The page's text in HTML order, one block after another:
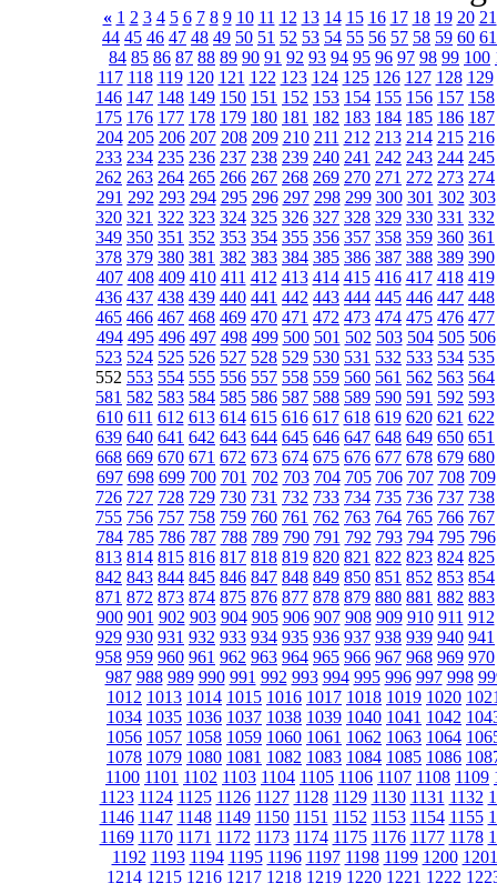
« 1 2 3 4 5 6 7 8 9 10 11 12 13 14 15 16 17 18 19 20 21
44 45 46 47 48 49 50 51 52 53 54 55 56 57 58 59 60 61
84 85 86 87 88 89 90 91 92 93 94 95 96 97 98 99 100
117 118 119 120 121 122 123 124 125 126 127 128 129
146 147 148 149 150 151 152 153 154 155 156 157 158
175 176 177 178 179 180 181 182 183 184 185 186 187
204 205 206 207 208 209 210 211 212 213 214 215 216
233 234 235 236 237 238 239 240 241 242 243 244 245
262 263 264 265 266 267 268 269 270 271 272 273 274
291 292 293 294 295 296 297 298 299 300 301 302 303
320 321 322 323 324 325 326 327 328 329 330 331 332
349 350 351 352 353 354 355 356 357 358 359 360 361
378 379 380 381 382 383 384 385 386 387 388 389 390
407 408 409 410 411 412 413 414 415 416 417 418 419
436 437 438 439 440 441 442 443 444 445 446 447 448
465 466 467 468 469 470 471 472 473 474 475 476 477
494 495 496 497 498 499 500 501 502 503 504 505 506
523 524 525 526 527 528 529 530 531 532 533 534 535
552 553 554 555 556 557 558 559 560 561 562 563 564
581 582 583 584 585 586 587 588 589 590 591 592 593
610 611 612 613 614 615 616 617 618 619 620 621 622
639 640 641 642 643 644 645 646 647 648 649 650 651
668 669 670 671 672 673 674 675 676 677 678 679 680
697 698 699 700 701 702 703 704 705 706 707 708 709
726 727 728 729 730 731 732 733 734 735 736 737 738
755 756 757 758 759 760 761 762 763 764 765 766 767
784 785 786 787 788 789 790 791 792 793 794 795 796
813 814 815 816 817 818 819 820 821 822 823 824 825
842 843 844 845 846 847 848 849 850 851 852 853 854
871 872 873 874 875 876 877 878 879 880 881 882 883
900 901 902 903 904 905 906 907 908 909 910 911 912
929 930 931 932 933 934 935 936 937 938 939 940 941
958 959 960 961 962 963 964 965 966 967 968 969 970
987 988 989 990 991 992 993 994 995 996 997 998
1012 1013 1014 1015 1016 1017 1018 1019 1020
1034 1035 1036 1037 1038 1039 1040 1041 1042
1056 1057 1058 1059 1060 1061 1062 1063 1064
1078 1079 1080 1081 1082 1083 1084 1085 1086
1100 1101 1102 1103 1104 1105 1106 1107 1108 1109
1123 1124 1125 1126 1127 1128 1129 1130 1131 1132
1146 1147 1148 1149 1150 1151 1152 1153 1154 1155
1169 1170 1171 1172 1173 1174 1175 1176 1177 1178
1192 1193 1194 1195 1196 1197 1198 1199 1200 1201
1214 1215 1216 1217 1218 1219 1220 1221 1222